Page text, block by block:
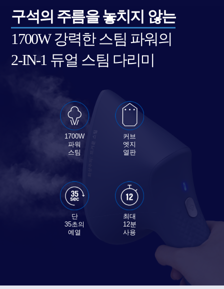
구석의 주름을 놓치지 않는
1700W 강력한 스팀 파워의
2-IN-1 듀얼 스팀 다리미
1700W
파워
스팀
커브
엣지
열판
단
35초의
예열
최대
12분
사용